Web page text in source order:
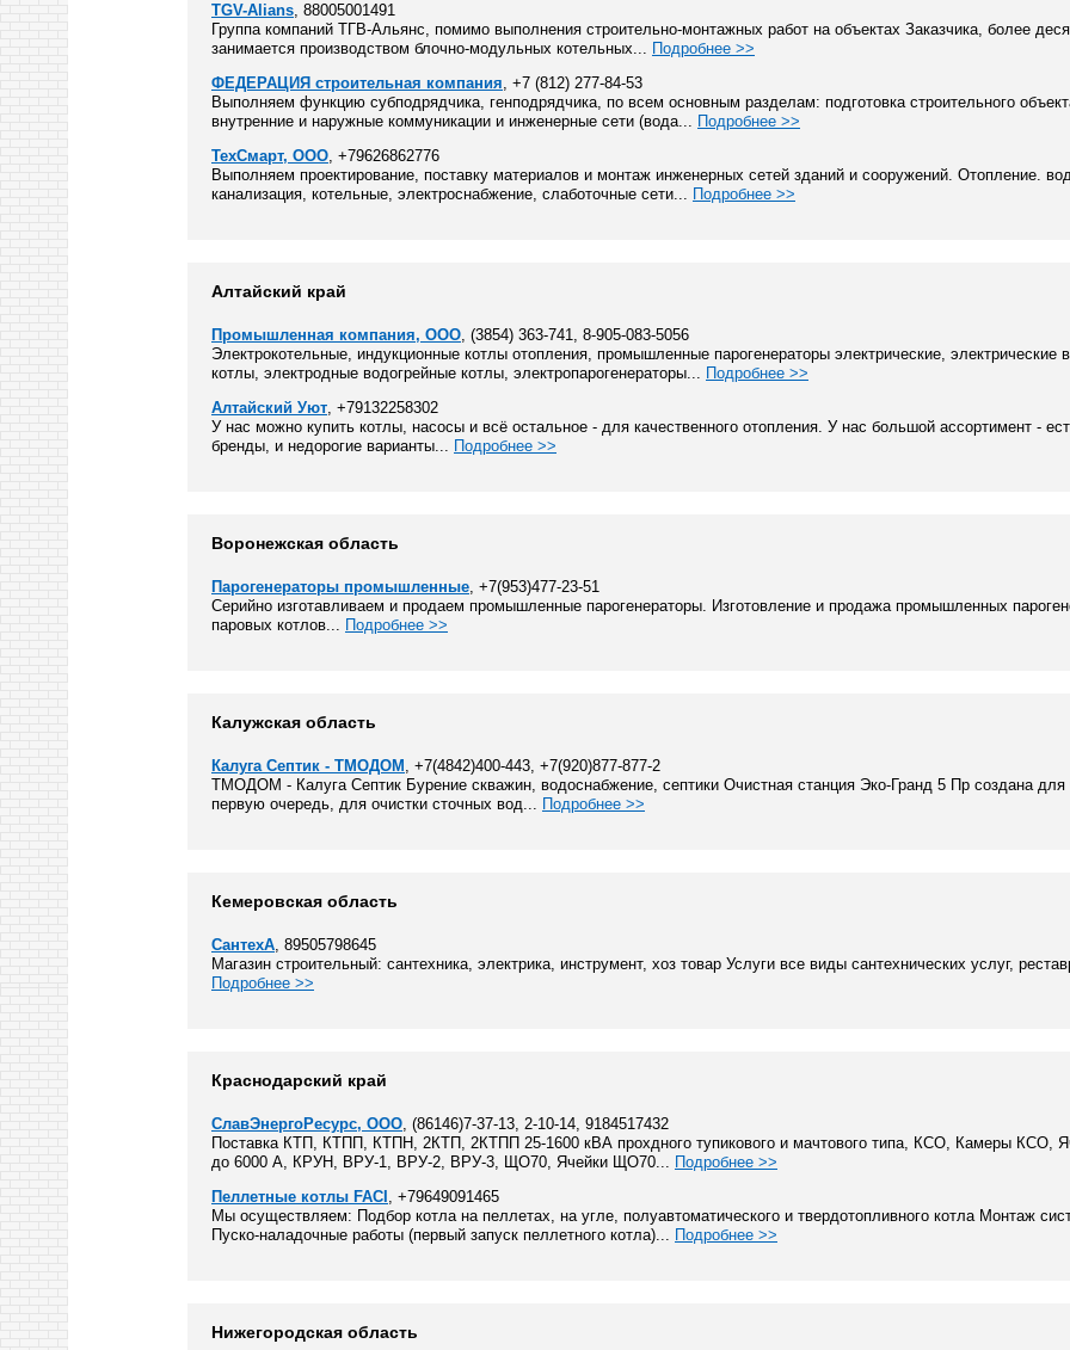
TGV-Alians, 88005001491
Группа компаний ТГВ-Альянс, помимо выполнения строительно-монтажных работ на объектах Заказчика, более
занимается производством блочно-модульных котельных... Подробнее >>
ФЕДЕРАЦИЯ строительная компания, +7 (812) 277-84-53
Выполняем функцию субподрядчика, генподрядчика, по всем основным разделам: подготовка строительного
внутренние и наружные коммуникации и инженерные сети (вода... Подробнее >>
ТехСмарт, ООО, +79626862776
Выполняем проектирование, поставку материалов и монтаж инженерных сетей зданий и сооружений. Отопление.
канализация, котельные, электроснабжение, слаботочные сети... Подробнее >>
Алтайский край
Промышленная компания, ООО, (3854) 363-741, 8-905-083-5056
Электрокотельные, индукционные котлы отопления, промышленные парогенераторы электрические, электрические
котлы, электродные водогрейные котлы, электропарогенераторы... Подробнее >>
Алтайский Уют, +79132258302
У нас можно купить котлы, насосы и всё остальное - для качественного отопления. У нас большой ассортимент -
бренды, и недорогие варианты... Подробнее >>
Воронежская область
Парогенераторы промышленные, +7(953)477-23-51
Серийно изготавливаем и продаем промышленные парогенераторы. Изготовление и продажа промышленных
паровых котлов... Подробнее >>
Калужская область
Калуга Септик - ТМОДОМ , +7(4842)400-443, +7(920)877-877-2
ТМОДОМ - Калуга Септик Бурение скважин, водоснабжение, септики Очистная станция Эко-Гранд 5 Пр создана для
первую очередь, для очистки сточных вод... Подробнее >>
Кемеровская область
СантехА, 89505798645
Магазин строительный: сантехника, электрика, инструмент, хоз товар Услуги все виды сантехнических услуг,
Подробнее >>
Краснодарский край
СлавЭнергоРесурс, ООО, (86146)7-37-13, 2-10-14, 9184517432
Поставка КТП, КТПП, КТПН, 2КТП, 2КТПП 25-1600 кВА прохдного тупикового и мачтового типа, КСО, Камеры КСО,
до 6000 А, КРУН, ВРУ-1, ВРУ-2, ВРУ-3, ЩО70, Ячейки ЩО70... Подробнее >>
Пеллетные котлы FACI , +79649091465
Мы осуществляем: Подбор котла на пеллетах, на угле, полуавтоматического и твердотопливного котла Монтаж
Пуско-наладочные работы (первый запуск пеллетного котла)... Подробнее >>
Нижегородская область